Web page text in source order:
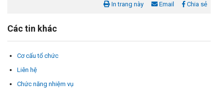
In trang này Email Chia sẻ
Các tin khác
Cơ cấu tổ chức
Liên hệ
Chức năng nhiệm vụ